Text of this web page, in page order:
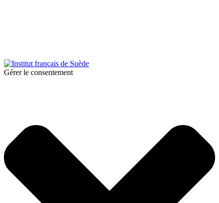
Gérer le consentement